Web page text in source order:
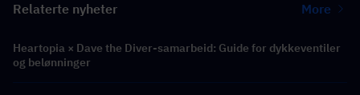
Relaterte nyheter More
Heartopia × Dave the Diver-samarbeid: Guide for dykkeventiler
og belønninger